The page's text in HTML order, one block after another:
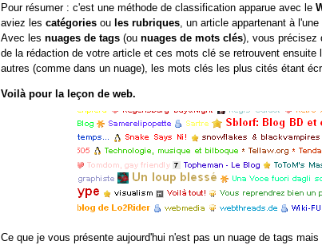
Pour résumer : c'est une méthode de classification apparue avec le
aviez les catégories ou les rubriques , un article appartenant à l'une
Avec les nuages de tags (ou nuages de mots clés), vous précisez
de la rédaction de votre article et ces mots clé se retrouvent ensuite
autres (comme dans un nuage), les mots clés les plus cités étant
Voilà pour la leçon de web.
Ce que je vous présente aujourd'hui n'est pas un nuage de tags mais